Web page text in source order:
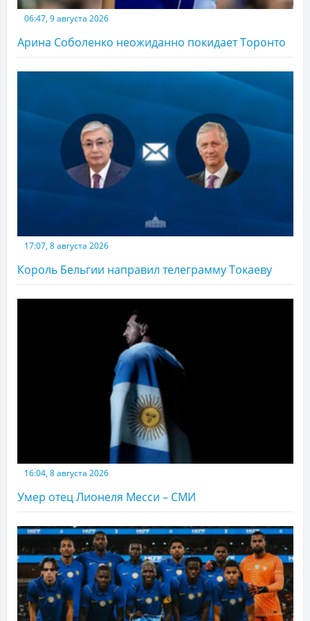
06:47, 9 августа 2026
Арина Соболенко неожиданно покидает Торонто
17:07, 8 августа 2026
Король Бельгии направил телеграмму Токаеву
16:04, 8 августа 2026
Умер отец Лионеля Месси – СМИ